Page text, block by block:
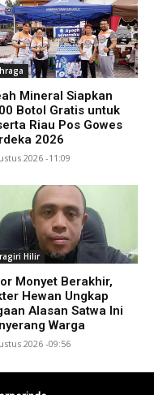
Mineral Siapkan
Botol Gratis untuk
Riau Pos Gowes
2026
2026 -11:09
Hilir
Monyet Berakhir,
Hewan Ungkap
Alasan Satwa Ini
Warga
2026 -09:56